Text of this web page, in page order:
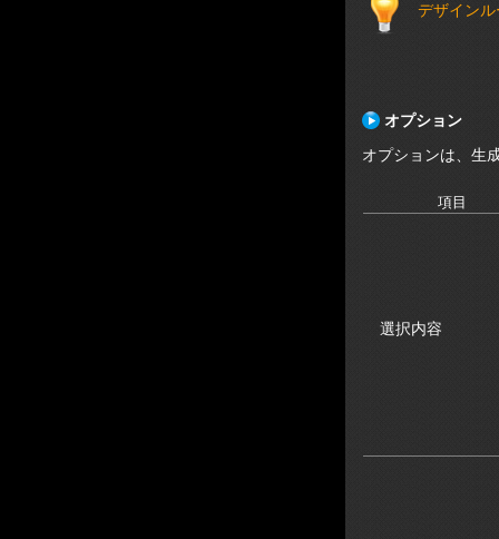
デザイン
オプション
オプションは、生
項目
選択内容